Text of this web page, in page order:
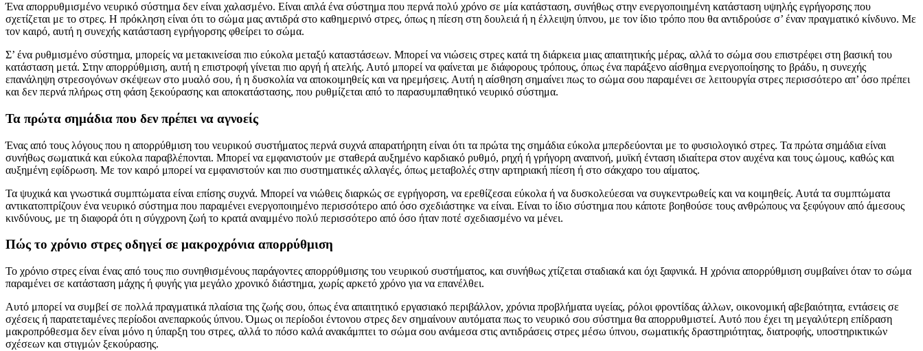
Ένα απορρυθμισμένο νευρικό σύστημα δεν είναι χαλασμένο. Είναι απλά ένα σύστημα που περνά πολύ χρόνο σε μία κατάσταση, συνήθως στην ενεργοποιημένη κατάσταση υψηλής εγρήγορσης που
σχετίζεται με το στρες. Η πρόκληση είναι ότι το σώμα μας αντιδρά στο καθημερινό στρες, όπως η πίεση στη δουλειά ή η έλλειψη ύπνου, με τον ίδιο τρόπο που θα αντιδρούσε σ’ έναν πραγματικό κίνδυνο. Με
τον καιρό, αυτή η συνεχής κατάσταση εγρήγορσης φθείρει το σώμα.
Σ’ ένα ρυθμισμένο σύστημα, μπορείς να μετακινείσαι πιο εύκολα μεταξύ καταστάσεων. Μπορεί να νιώσεις στρες κατά τη διάρκεια μιας απαιτητικής μέρας, αλλά το σώμα σου επιστρέφει στη βασική του
κατάσταση μετά. Στην απορρύθμιση, αυτή η επιστροφή γίνεται πιο αργή ή ατελής. Αυτό μπορεί να φαίνεται με διάφορους τρόπους, όπως ένα παράξενο αίσθημα ενεργοποίησης το βράδυ, η συνεχής
επανάληψη στρεσογόνων σκέψεων στο μυαλό σου, ή η δυσκολία να αποκοιμηθείς και να ηρεμήσεις. Αυτή η αίσθηση σημαίνει πως το σώμα σου παραμένει σε λειτουργία στρες περισσότερο απ’ όσο πρέπει
και δεν περνά πλήρως στη φάση ξεκούρασης και αποκατάστασης, που ρυθμίζεται από το παρασυμπαθητικό νευρικό σύστημα.
Τα πρώτα σημάδια που δεν πρέπει να αγνοείς
Ένας από τους λόγους που η απορρύθμιση του νευρικού συστήματος περνά συχνά απαρατήρητη είναι ότι τα πρώτα της σημάδια εύκολα μπερδεύονται με το φυσιολογικό στρες. Τα πρώτα σημάδια είναι
συνήθως σωματικά και εύκολα παραβλέπονται. Μπορεί να εμφανιστούν με σταθερά αυξημένο καρδιακό ρυθμό, ρηχή ή γρήγορη αναπνοή, μυϊκή ένταση ιδιαίτερα στον αυχένα και τους ώμους, καθώς και
αυξημένη εφίδρωση. Με τον καιρό μπορεί να εμφανιστούν και πιο συστηματικές αλλαγές, όπως μεταβολές στην αρτηριακή πίεση ή στο σάκχαρο του αίματος.
Τα ψυχικά και γνωστικά συμπτώματα είναι επίσης συχνά. Μπορεί να νιώθεις διαρκώς σε εγρήγορση, να ερεθίζεσαι εύκολα ή να δυσκολεύεσαι να συγκεντρωθείς και να κοιμηθείς. Αυτά τα συμπτώματα
αντικατοπτρίζουν ένα νευρικό σύστημα που παραμένει ενεργοποιημένο περισσότερο από όσο σχεδιάστηκε να είναι. Είναι το ίδιο σύστημα που κάποτε βοηθούσε τους ανθρώπους να ξεφύγουν από άμεσους
κινδύνους, με τη διαφορά ότι η σύγχρονη ζωή το κρατά αναμμένο πολύ περισσότερο από όσο ήταν ποτέ σχεδιασμένο να μένει.
Πώς το χρόνιο στρες οδηγεί σε μακροχρόνια απορρύθμιση
Το χρόνιο στρες είναι ένας από τους πιο συνηθισμένους παράγοντες απορρύθμισης του νευρικού συστήματος, και συνήθως χτίζεται σταδιακά και όχι ξαφνικά. Η χρόνια απορρύθμιση συμβαίνει όταν το σώμα
παραμένει σε κατάσταση μάχης ή φυγής για μεγάλο χρονικό διάστημα, χωρίς αρκετό χρόνο για να επανέλθει.
Αυτό μπορεί να συμβεί σε πολλά πραγματικά πλαίσια της ζωής σου, όπως ένα απαιτητικό εργασιακό περιβάλλον, χρόνια προβλήματα υγείας, ρόλοι φροντίδας άλλων, οικονομική αβεβαιότητα, εντάσεις σε
σχέσεις ή παρατεταμένες περίοδοι ανεπαρκούς ύπνου. Όμως οι περίοδοι έντονου στρες δεν σημαίνουν αυτόματα πως το νευρικό σου σύστημα θα απορρυθμιστεί. Αυτό που έχει τη μεγαλύτερη επίδραση
μακροπρόθεσμα δεν είναι μόνο η ύπαρξη του στρες, αλλά το πόσο καλά ανακάμπτει το σώμα σου ανάμεσα στις αντιδράσεις στρες μέσω ύπνου, σωματικής δραστηριότητας, διατροφής, υποστηρικτικών
σχέσεων και στιγμών ξεκούρασης.